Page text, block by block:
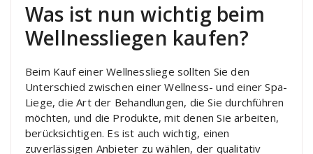
Was ist nun wichtig beim
Wellnessliegen kaufen?
Beim Kauf einer Wellnessliege sollten Sie den
Unterschied zwischen einer Wellness- und einer Spa-
Liege, die Art der Behandlungen, die Sie durchführen
möchten, und die Produkte, mit denen Sie arbeiten,
berücksichtigen. Es ist auch wichtig, einen
zuverlässigen Anbieter zu wählen, der qualitativ